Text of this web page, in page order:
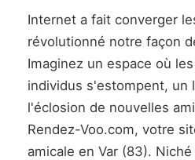
Internet a fait converger
révolutionné notre façon
Imaginez un espace où
individus s'estompent, un
l'éclosion de nouvelles
Rendez-Voo.com, votre
amicale en Var (83).